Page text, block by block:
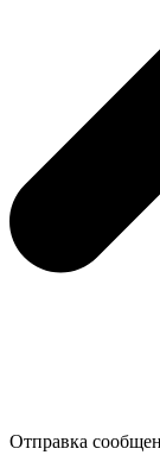
Отправка